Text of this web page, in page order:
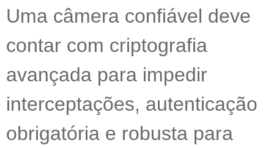
Uma câmera confiável deve
contar com criptografia
avançada para impedir
interceptações, autenticação
obrigatória e robusta para